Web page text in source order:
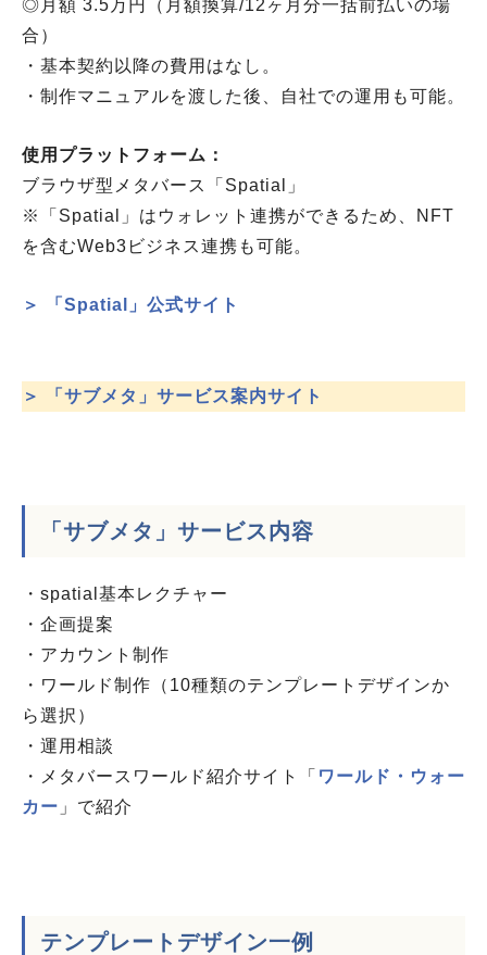
◎月額 3.5万円（月額換算/12ヶ月分一括前払いの場
合）
・基本契約以降の費用はなし。
・制作マニュアルを渡した後、自社での運用も可能。
使用プラットフォーム：
ブラウザ型メタバース「Spatial」
※「Spatial」はウォレット連携ができるため、NFT
を含むWeb3ビジネス連携も可能。
＞ 「Spatial」公式サイト
＞ 「サブメタ」サービス案内サイト
「サブメタ」サービス内容
・spatial基本レクチャー
・企画提案
・アカウント制作
・ワールド制作（10種類のテンプレートデザインか
ら選択）
・運用相談
・メタバースワールド紹介サイト「 ワールド・ウォー
カー 」で紹介
テンプレートデザイン一例